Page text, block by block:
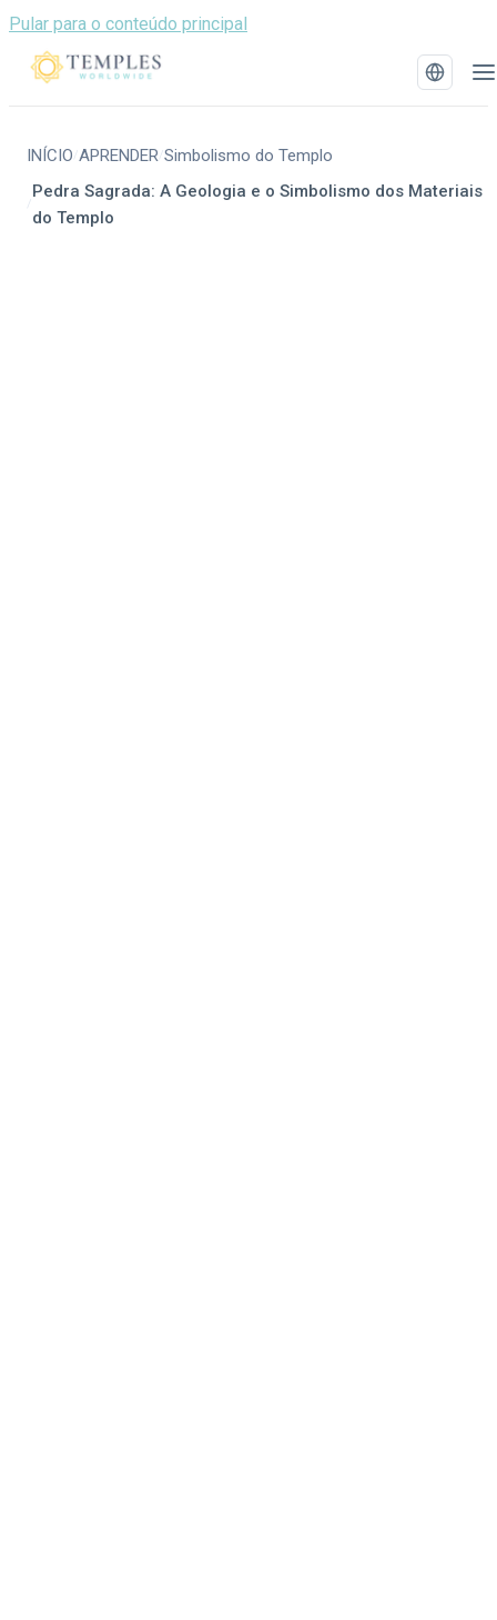
Pular para o conteúdo principal
INÍCIO /APRENDER/Simbolismo do Templo
/
Pedra Sagrada: A Geologia e o Simbolismo dos Materiais
do Templo